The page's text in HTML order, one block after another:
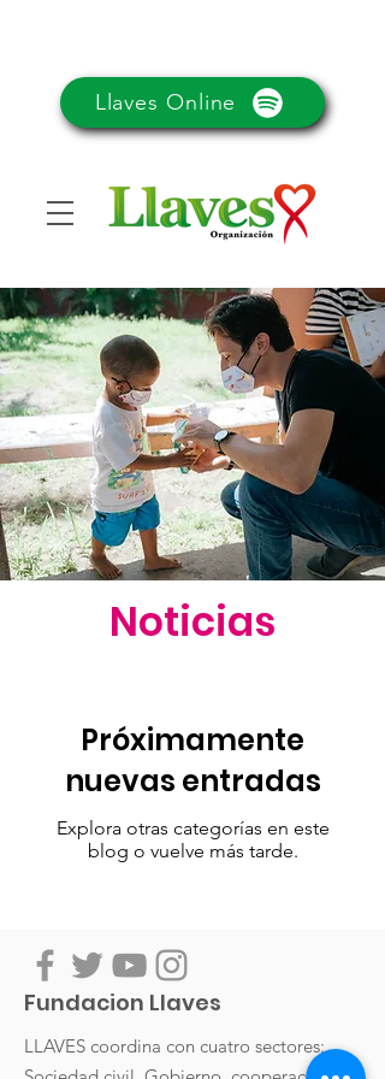
Llaves Online
Noticias
Próximamente
nuevas entradas
Explora otras categorías en este
blog o vuelve más tarde.
Fundacion Llaves
LLAVES coordina con cuatro sectores: